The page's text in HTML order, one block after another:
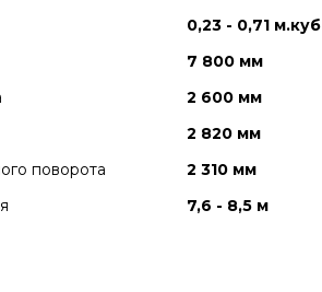
0,23 - 0,71 м.куб
7 800 мм
2 600 мм
2 820 мм
поворота
2 310 мм
7,6 - 8,5 м